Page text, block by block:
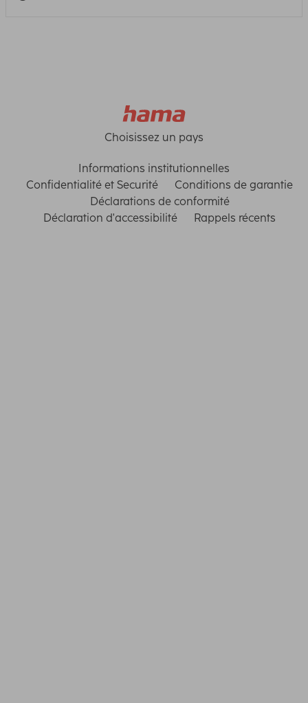
Choisissez un pays
Informations institutionnelles
Confidentialité et Securité
Conditions de garantie
Déclarations de conformité
Déclaration d'accessibilité
Rappels récents